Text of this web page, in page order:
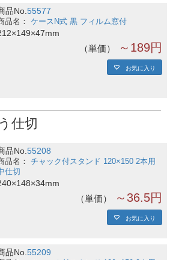
品No.55577
ケースN式 黒 フィルム窓付
単価 ～189円
お気に入り
仕切
品No.55208
チャック付スタンド 120×150 2本用
仕切
単価 ～36.5円
お気に入り
品No.55209